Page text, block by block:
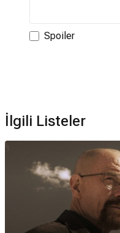
Spoiler
İlgili Listeler